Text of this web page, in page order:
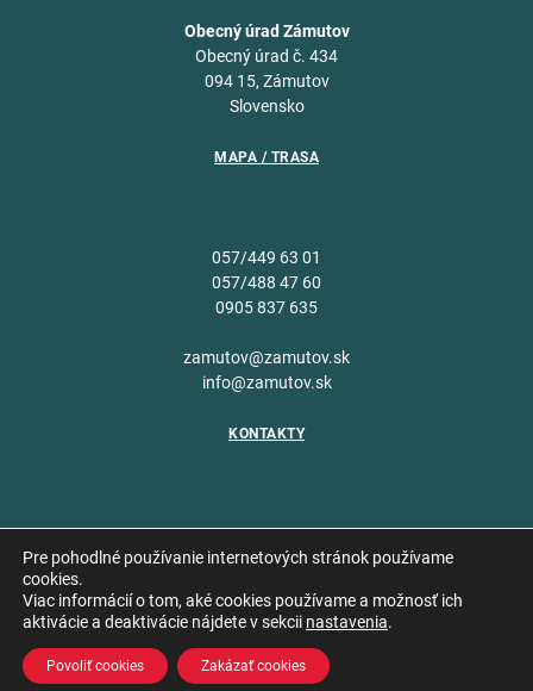
Obecný úrad Zámutov
Obecný úrad č. 434
094 15, Zámutov
Slovensko
MAPA / TRASA
057/449 63 01
057/488 47 60
0905 837 635
zamutov@zamutov.sk
info@zamutov.sk
KONTAKTY
Copyright © 2026 Obec
Pre pohodlné používanie internetových stránok používame
cookies.
Viac informácií o tom, aké cookies používame a možnosť ich
aktivácie a deaktivácie nájdete v sekcii nastavenia.
Povoliť cookies Zakázať cookies